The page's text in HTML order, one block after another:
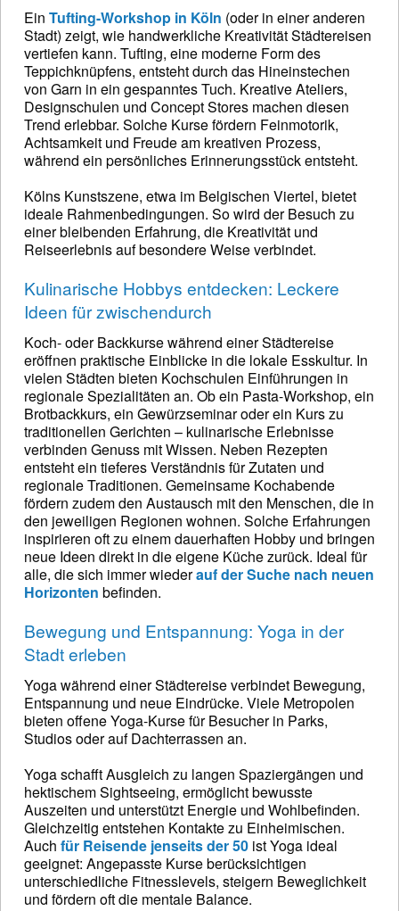
Ein Tufting-Workshop in Köln (oder in einer anderen
Stadt) zeigt, wie handwerkliche Kreativität Städtereisen
vertiefen kann. Tufting, eine moderne Form des
Teppichknüpfens, entsteht durch das Hineinstechen
von Garn in ein gespanntes Tuch. Kreative Ateliers,
Designschulen und Concept Stores machen diesen
Trend erlebbar. Solche Kurse fördern Feinmotorik,
Achtsamkeit und Freude am kreativen Prozess,
während ein persönliches Erinnerungsstück entsteht.
Kölns Kunstszene, etwa im Belgischen Viertel, bietet
ideale Rahmenbedingungen. So wird der Besuch zu
einer bleibenden Erfahrung, die Kreativität und
Reiseerlebnis auf besondere Weise verbindet.
Kulinarische Hobbys entdecken: Leckere
Ideen für zwischendurch
Koch- oder Backkurse während einer Städtereise
eröffnen praktische Einblicke in die lokale Esskultur. In
vielen Städten bieten Kochschulen Einführungen in
regionale Spezialitäten an. Ob ein Pasta-Workshop, ein
Brotbackkurs, ein Gewürzseminar oder ein Kurs zu
traditionellen Gerichten – kulinarische Erlebnisse
verbinden Genuss mit Wissen. Neben Rezepten
entsteht ein tieferes Verständnis für Zutaten und
regionale Traditionen. Gemeinsame Kochabende
fördern zudem den Austausch mit den Menschen, die in
den jeweiligen Regionen wohnen. Solche Erfahrungen
inspirieren oft zu einem dauerhaften Hobby und bringen
neue Ideen direkt in die eigene Küche zurück. Ideal für
alle, die sich immer wiederauf der Suche nach neuen
Horizonten befinden.
Bewegung und Entspannung: Yoga in der
Stadt erleben
Yoga während einer Städtereise verbindet Bewegung,
Entspannung und neue Eindrücke. Viele Metropolen
bieten offene Yoga-Kurse für Besucher in Parks,
Studios oder auf Dachterrassen an.
Yoga schafft Ausgleich zu langen Spaziergängen und
hektischem Sightseeing, ermöglicht bewusste
Auszeiten und unterstützt Energie und Wohlbefinden.
Gleichzeitig entstehen Kontakte zu Einheimischen.
Auch für Reisende jenseits der 50 ist Yoga ideal
geeignet: Angepasste Kurse berücksichtigen
unterschiedliche Fitnesslevels, steigern Beweglichkeit
und fördern oft die mentale Balance.